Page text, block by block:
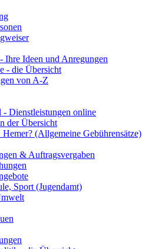
Ihre Ideen und Anregungen
- die Übersicht
von A-Z
- Dienstleistungen online
der Übersicht
(Allgemeine Gebührensätze)
& Auftragsvergaben
Sport (Jugendamt)